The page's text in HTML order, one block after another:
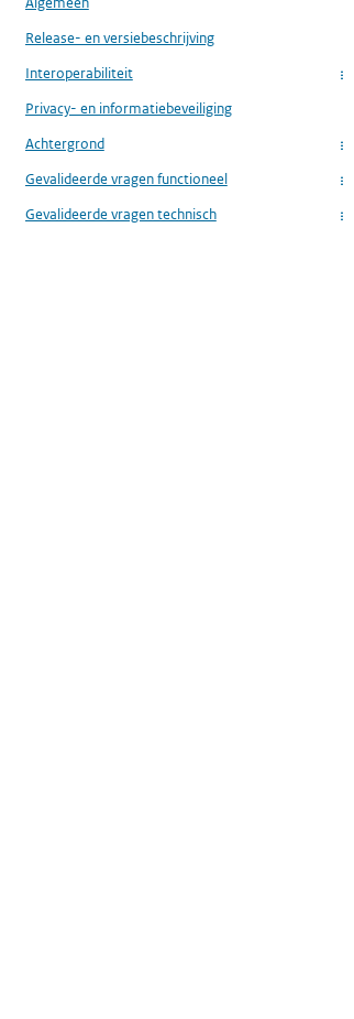
Release- en versiebeschrijving
Interoperabiliteit
...
Privacy- en informatiebeveiliging
Achtergrond
...
Gevalideerde vragen functioneel ...
Gevalideerde vragen technisch ...